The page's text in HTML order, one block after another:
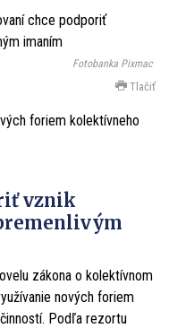
Fotobanka Pixmac
Tlačiť
foriem kolektívneho
vznik
zákona o kolektívnom
nových foriem
Podľa rezortu